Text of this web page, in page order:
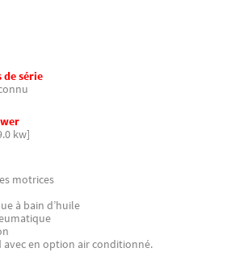
de série
kw]
motrices
à bain d’huile
avec en option air conditionné.